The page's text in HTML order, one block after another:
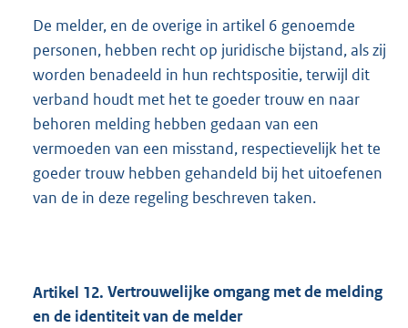
De melder, en de overige in artikel 6 genoemde
personen, hebben recht op juridische bijstand, als zij
worden benadeeld in hun rechtspositie, terwijl dit
verband houdt met het te goeder trouw en naar
behoren melding hebben gedaan van een
vermoeden van een misstand, respectievelijk het te
goeder trouw hebben gehandeld bij het uitoefenen
van de in deze regeling beschreven taken.
Artikel 12. Vertrouwelijke omgang met de melding
en de identiteit van de melder